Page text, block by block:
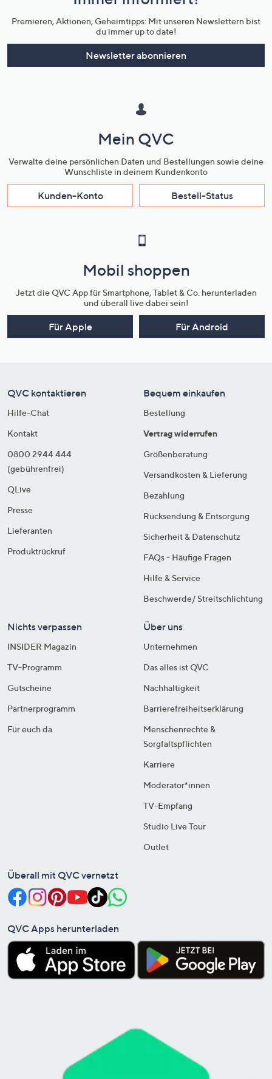
Premieren, Aktionen, Geheimtipps: Mit unseren Newslettern bist
du immer up to date!
Newsletter abonnieren
Mein QVC
Verwalte deine persönlichen Daten und Bestellungen sowie deine
Wunschliste in deinem Kundenkonto
Kunden-Konto Bestell-Status
Mobil shoppen
Jetzt die QVC App für Smartphone, Tablet & Co. herunterladen
und überall live dabei sein!
Für Apple Für Android
QVC kontaktieren
Hilfe-Chat
Kontakt
0800 2944 444
(gebührenfrei)
QLive
Presse
Lieferanten
Produktrückruf
Bequem einkaufen
Bestellung
Vertrag widerrufen
Größenberatung
Versandkosten & Lieferung
Bezahlung
Rücksendung & Entsorgung
Sicherheit & Datenschutz
FAQs - Häufige Fragen
Hilfe & Service
Beschwerde/ Streitschlichtung
Nichts verpassen
INSIDER Magazin
TV-Programm
Gutscheine
Partnerprogramm
Für euch da
Über uns
Unternehmen
Das alles ist QVC
Nachhaltigkeit
Barrierefreiheitserklärung
Menschenrechte &
Sorgfaltspflichten
Karriere
Moderator*innen
TV-Empfang
Studio Live Tour
Outlet
Überall mit QVC vernetzt
QVC Apps herunterladen